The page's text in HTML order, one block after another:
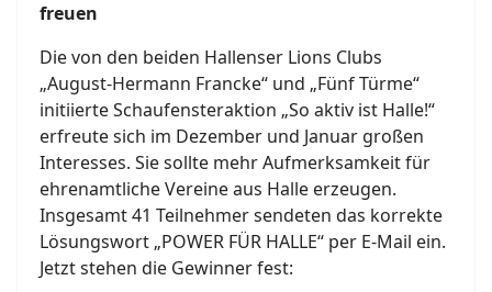
freuen
Die von den beiden Hallenser Lions Clubs
„August-Hermann Francke“ und „Fünf Türme“
initiierte Schaufensteraktion „So aktiv ist Halle!“
erfreute sich im Dezember und Januar großen
Interesses. Sie sollte mehr Aufmerksamkeit für
ehrenamtliche Vereine aus Halle erzeugen.
Insgesamt 41 Teilnehmer sendeten das korrekte
Lösungswort „POWER FÜR HALLE“ per E-Mail ein.
Jetzt stehen die Gewinner fest: